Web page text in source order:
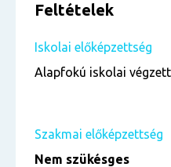
Feltételek
Iskolai előképzettség
Alapfokú iskolai
Szakmai előképzettség
Nem szükésges